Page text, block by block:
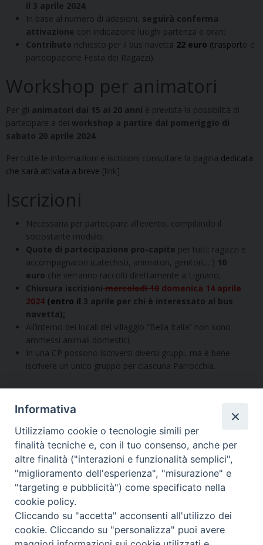
il 3 aprile 2024;
In base al numero di adesioni, seguirà conferma
attivazione con indicazione luoghi partenza e orari;
Contributo richiesto per il bus navetta 22 euro (trasporto e
partecipazione Festa dei Ragazzi).
Workshop per animatori
Per gli animatori dai 15 ai 20 anni è prevista la possibilità di
partecipare a dei workshop a partire dal pomeriggio di
sabato 20 aprile 2024.
Per tutte le informazioni e iscrizioni consultare la pagina dedicata
che sarà attivata a breve [link] .
Iscrizioni
Necessaria per partecipare all’evento, compilando il
sottostante modulo;
Quote di partecipazione pro-capite per tutti: ragazzi e
accompagnatori (catechisti, animatori, genitori,…) 10
euro che verranno raccolti direttamente a Lignano;
Chiusura iscrizionimercoledì 10 domenica 14 aprile
2024(entro il 3 aprile per chi è interessato al bus
navetta);
All’interno dei locali del villaggio “Bella Italia” non sono
ammessi animali domestici;
In una CP possono iscriversi diversi gruppi, ma è bene
iscrivere un unico gruppo per ciascuna Parrocchia.
Vuoi condividere questo articolo?
Copyright © Arcidiocesi di Udine
Informativa
Utilizziamo cookie o tecnologie simili per
finalità tecniche e, con il tuo consenso, anche per
altre finalità ("interazioni e funzionalità semplici",
"miglioramento dell'esperienza", "misurazione" e
"targeting e pubblicità") come specificato nella
cookie policy.
Cliccando su "accetta" acconsenti all'utilizzo dei
cookie. Cliccando su "personalizza" puoi avere